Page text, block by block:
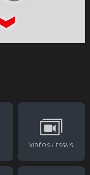
VIDÉOS / ESSAIS